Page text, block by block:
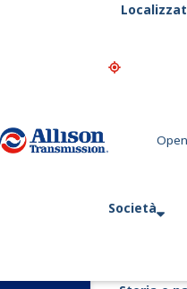
Go Home
Società